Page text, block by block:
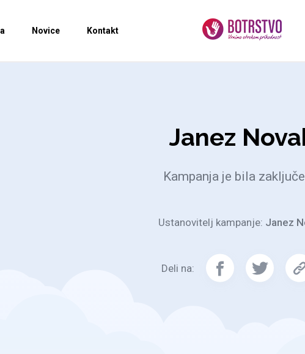
Novice Kontakt
Janez
Kampanja je bila
Ustanovitelj kampanje: Janez
Deli na: